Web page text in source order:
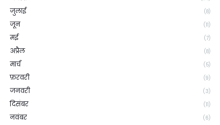
जुलाई (8)
जून (11)
मई (7)
अप्रैल (8)
मार्च (5)
फ़रवरी (9)
जनवरी (3)
दिसंबर (11)
नवंबर (6)